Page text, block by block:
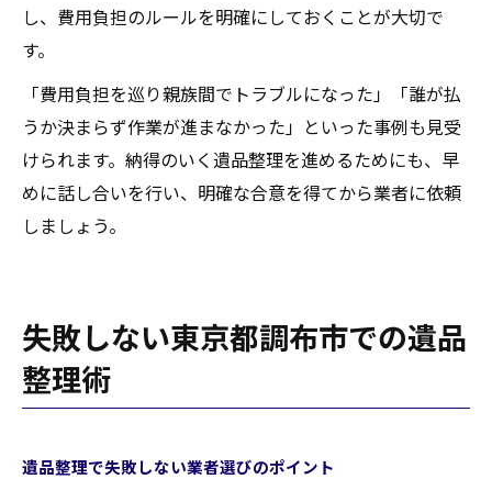
し、費用負担のルールを明確にしておくことが大切で
す。
「費用負担を巡り親族間でトラブルになった」「誰が払
うか決まらず作業が進まなかった」といった事例も見受
けられます。納得のいく遺品整理を進めるためにも、早
めに話し合いを行い、明確な合意を得てから業者に依頼
しましょう。
失敗しない東京都調布市での遺品
整理術
遺品整理で失敗しない業者選びのポイント